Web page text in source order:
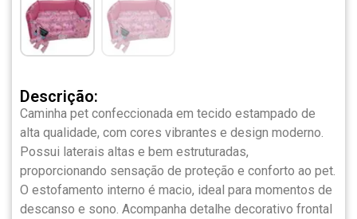
Descrição:
Caminha pet confeccionada em tecido estampado de
alta qualidade, com cores vibrantes e design moderno.
Possui laterais altas e bem estruturadas,
proporcionando sensação de proteção e conforto ao pet.
O estofamento interno é macio, ideal para momentos de
descanso e sono. Acompanha detalhe decorativo frontal